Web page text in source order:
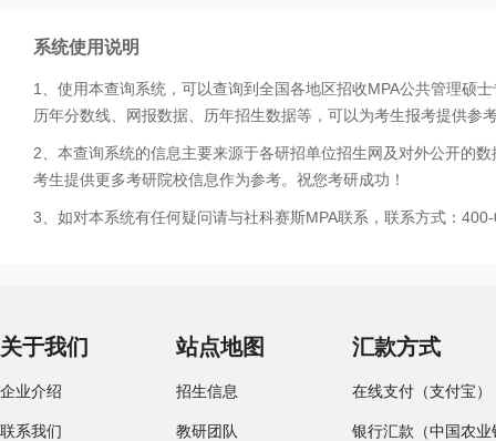
系统使用说明
1、使用本查询系统，可以查询到全国各地区招收MPA公共管理硕
历年分数线、网报数据、历年招生数据等，可以为考生报考提供参
2、本查询系统的信息主要来源于各研招单位招生网及对外公开的
考生提供更多考研院校信息作为参考。祝您考研成功！
3、如对本系统有任何疑问请与社科赛斯MPA联系，联系方式：
关于我们
企业介绍
联系我们
站点地图
招生信息
教研团队
汇款方式
在线支付（支付宝）
银行汇款（中国农业